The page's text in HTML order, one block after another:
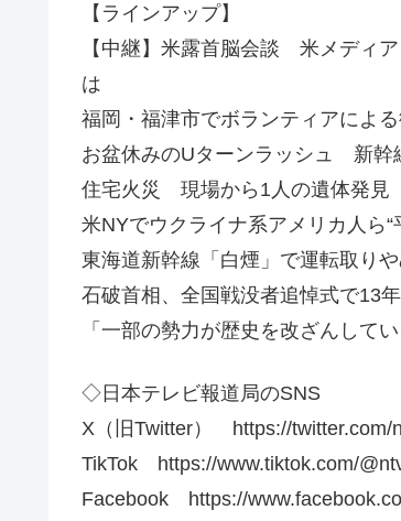
【ラインアップ】
【中継】米露首脳会談 米メディ
は
福岡・福津市でボランティアによ
お盆休みのUターンラッシュ 新幹
住宅火災 現場から1人の遺体発
米NYでウクライナ系アメリカ人ら
東海道新幹線「白煙」で運転取り
石破首相、全国戦没者追悼式で13年
「一部の勢力が歴史を改ざんして
◇日本テレビ報道局のSNS
X（旧Twitter） https://twitter.com/
TikTok https://www.tiktok.com/
Facebook https://